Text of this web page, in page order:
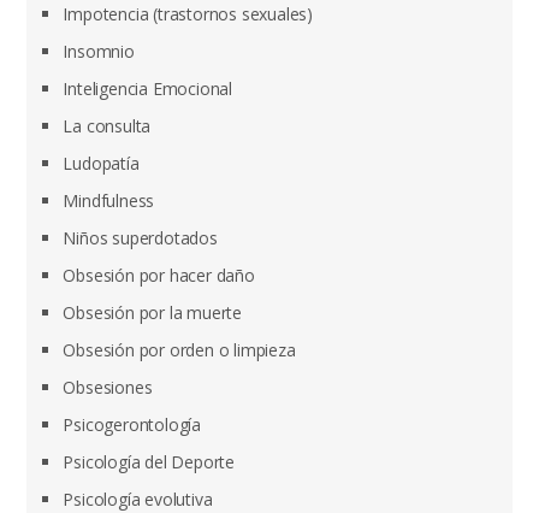
Impotencia (trastornos sexuales)
Insomnio
Inteligencia Emocional
La consulta
Ludopatía
Mindfulness
Niños superdotados
Obsesión por hacer daño
Obsesión por la muerte
Obsesión por orden o limpieza
Obsesiones
Psicogerontología
Psicología del Deporte
Psicología evolutiva